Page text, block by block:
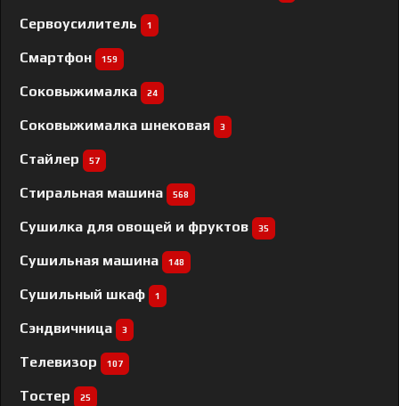
Сервоусилитель 1
Смартфон 159
Соковыжималка 24
Соковыжималка шнековая 3
Стайлер 57
Стиральная машина 568
Сушилка для овощей и фруктов 35
Сушильная машина 148
Сушильный шкаф 1
Сэндвичница 3
Телевизор 107
Тостер 25